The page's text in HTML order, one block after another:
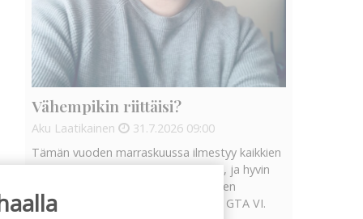
Vähempikin riittäisi?
Aku Laatikainen 31.7.2026 09:00
Tämän vuoden marraskuussa ilmestyy kaikkien
aikojen odotetuin ja ennakkotilatuin, ja hyvin
todennäköisesti myös kaikkien aikojen
myydyimmäksi videopeliksi nouseva GTA VI.